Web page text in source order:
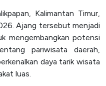
dan Dokumentasi
Kalimantan Timur,
Ajang tersebut menjadi
mengembangkan potensi
pariwisata daerah,
daya tarik wisata
luas.